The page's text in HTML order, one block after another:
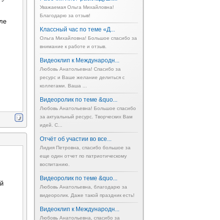
Уважаемая Ольга Михайловна!
Благодарю за отзыв!
Классный час по теме «Д...
Ольга Михайловна! Большое спасибо за
внимание к работе и отзыв.
Видеоклип к Международн...
Любовь Анатольевна! Спасибо за
ресурс и Ваше желание делиться с
коллегами. Ваша ...
Видеоролик по теме &quo...
Любовь Анатольевна! Большое спасибо
за актуальный ресурс. Творческих Вам
идей. С...
Отчёт об участии во все...
Лидия Петровна, спасибо большое за
еще один отчет по патриотическому
воспитанию.
Видеоролик по теме &quo...
Любовь Анатольевна, благодарю за
видеоролик. Даже такой праздник есть!
Видеоклип к Международн...
Любовь Анатольевна, спасибо за